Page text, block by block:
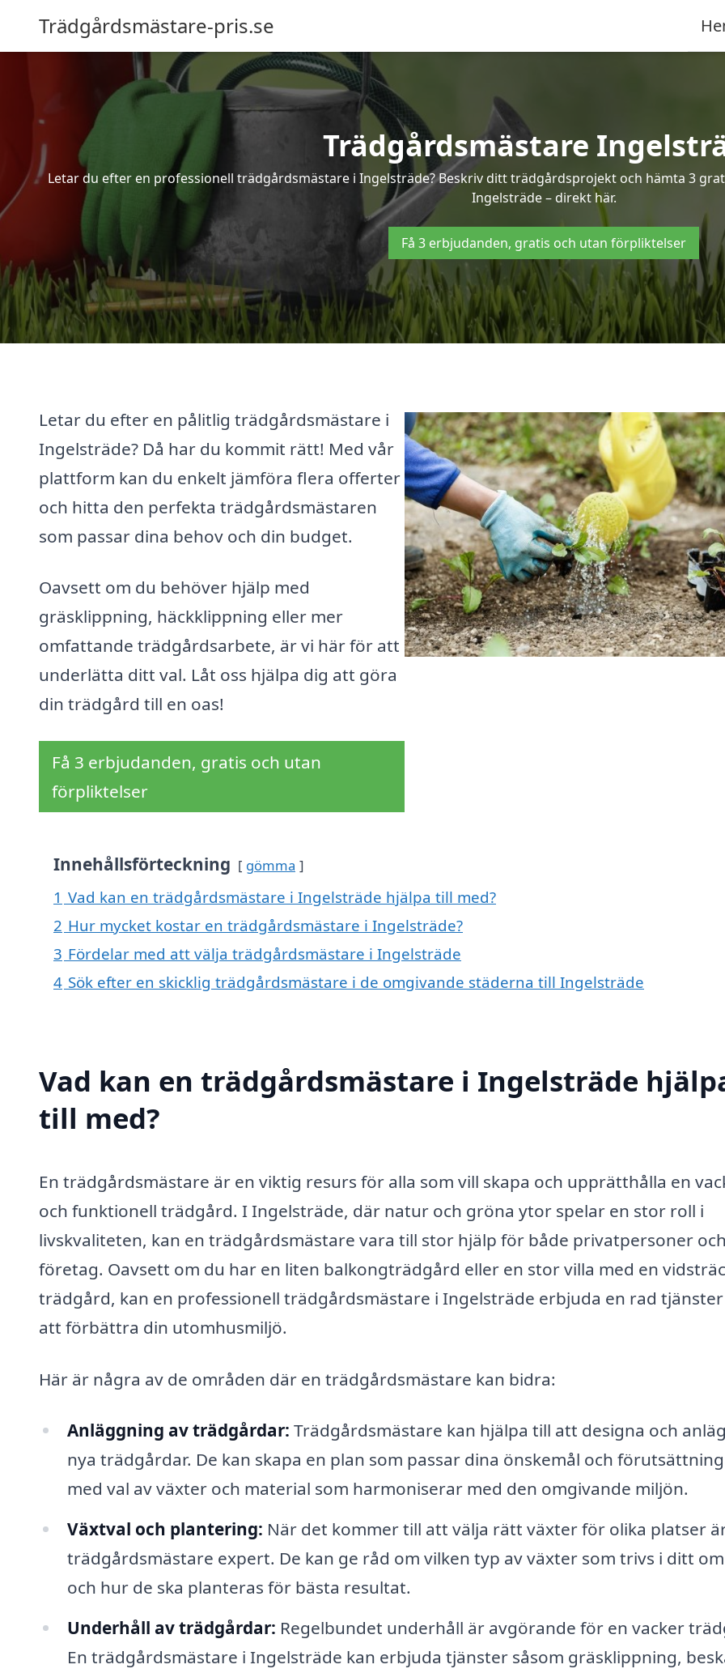
Trädgårdsmästare-pris.se
Trädgårdsmästare
Letar du efter en professionell trädgårdsmästare i Ingelsträde? Beskriv ditt trädgårdsprojekt och hämta 3
Ingelsträde – direkt här.
Få 3 erbjudanden, gratis och utan förpliktelser
Letar du efter en pålitlig trädgårdsmästare i
Ingelsträde? Då har du kommit rätt! Med vår
plattform kan du enkelt jämföra flera offerter
och hitta den perfekta trädgårdsmästaren
som passar dina behov och din budget.
Oavsett om du behöver hjälp med
gräsklippning, häckklippning eller mer
omfattande trädgårdsarbete, är vi här för att
underlätta ditt val. Låt oss hjälpa dig att göra
din trädgård till en oas!
Få 3 erbjudanden, gratis och utan
förpliktelser
Innehållsförteckning gömma
1 Vad kan en trädgårdsmästare i Ingelsträde hjälpa till med?
2 Hur mycket kostar en trädgårdsmästare i Ingelsträde?
3 Fördelar med att välja trädgårdsmästare i Ingelsträde
4 Sök efter en skicklig trädgårdsmästare i de omgivande städerna till Ingelsträde
Vad kan en trädgårdsmästare i Ingelsträde
till med?
En trädgårdsmästare är en viktig resurs för alla som vill skapa och upprätthålla en
och funktionell trädgård. I Ingelsträde, där natur och gröna ytor spelar en stor roll i
livskvaliteten, kan en trädgårdsmästare vara till stor hjälp för både privatpersoner
företag. Oavsett om du har en liten balkongträdgård eller en stor villa med en
trädgård, kan en professionell trädgårdsmästare i Ingelsträde erbjuda en rad
att förbättra din utomhusmiljö.
Här är några av de områden där en trädgårdsmästare kan bidra:
Anläggning av trädgårdar: Trädgårdsmästare kan hjälpa till att designa och
nya trädgårdar. De kan skapa en plan som passar dina önskemål och
med val av växter och material som harmoniserar med den omgivande miljön.
Växtval och plantering: När det kommer till att välja rätt växter för olika platser
trädgårdsmästare expert. De kan ge råd om vilken typ av växter som trivs i ditt
och hur de ska planteras för bästa resultat.
Underhåll av trädgårdar: Regelbundet underhåll är avgörande för en vacker
En trädgårdsmästare i Ingelsträde kan erbjuda tjänster såsom gräsklippning,